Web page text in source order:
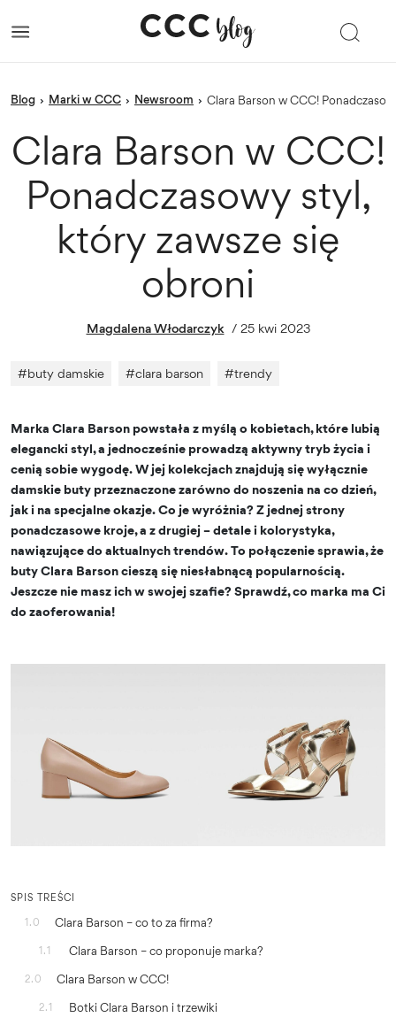
blog › Marki w CCC › newsroom › Clara Barson w CCC!
Clara Barson w CCC!
Ponadczasowy styl,
który zawsze się
obroni
Magdalena Włodarczyk / 25 kwi 2023
#buty damskie #clara barson #trendy
Marka Clara Barson powstała z myślą o kobietach, które lubią
elegancki styl, a jednocześnie prowadzą aktywny tryb życia i
cenią sobie wygodę. W jej kolekcjach znajdują się wyłącznie
damskie buty przeznaczone zarówno do noszenia na co dzień,
jak i na specjalne okazje. Co je wyróżnia? Z jednej strony
ponadczasowe kroje, a z drugiej – detale i kolorystyka,
nawiązujące do aktualnych trendów. To połączenie sprawia, że
buty Clara Barson cieszą się niesłabnącą popularnością.
Jeszcze nie masz ich w swojej szafie? Sprawdź, co marka ma Ci
do zaoferowania!
SPIS TREŚCI
1.0
Clara Barson – co to za firma?
1.1 Clara Barson – co proponuje marka?
2.0 Clara Barson w CCC!
2.1 Botki Clara Barson i trzewiki